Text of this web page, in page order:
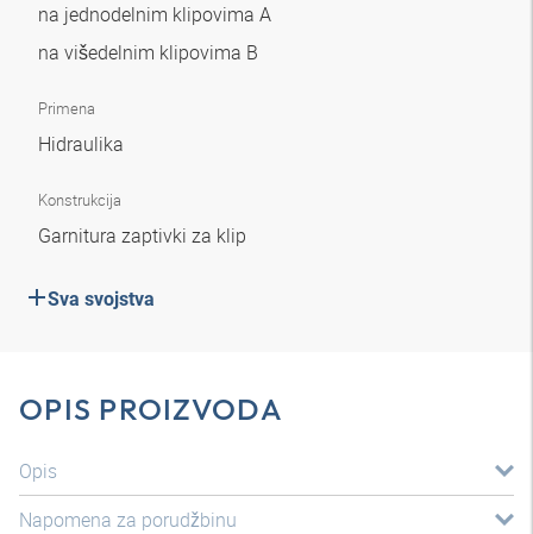
na jednodelnim klipovima A
na višedelnim klipovima B
Primena
Hidraulika
Konstrukcija
Garnitura zaptivki za klip
Sva svojstva
OPIS PROIZVODA
Opis
Napomena za porudžbinu